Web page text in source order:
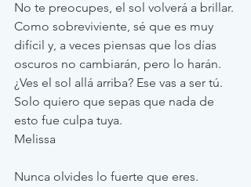
No te preocupes, el sol volverá a brillar.
Como sobreviviente, sé que es muy
difícil y, a veces piensas que los días
oscuros no cambiarán, pero lo harán.
¿Ves el sol allá arriba? Ese vas a ser tú.
Solo quiero que sepas que nada de
esto fue culpa tuya.
Melissa
Nunca olvides lo fuerte que eres.